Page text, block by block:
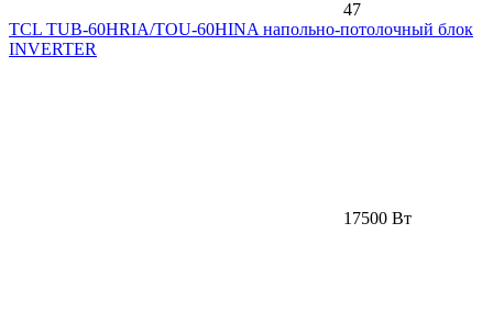
47
TCL TUB-60HRIA/TOU-60HINA напольно-потолочный блок
INVERTER
17500 Вт